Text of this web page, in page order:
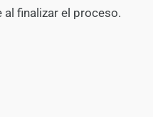
finalizar el proceso.